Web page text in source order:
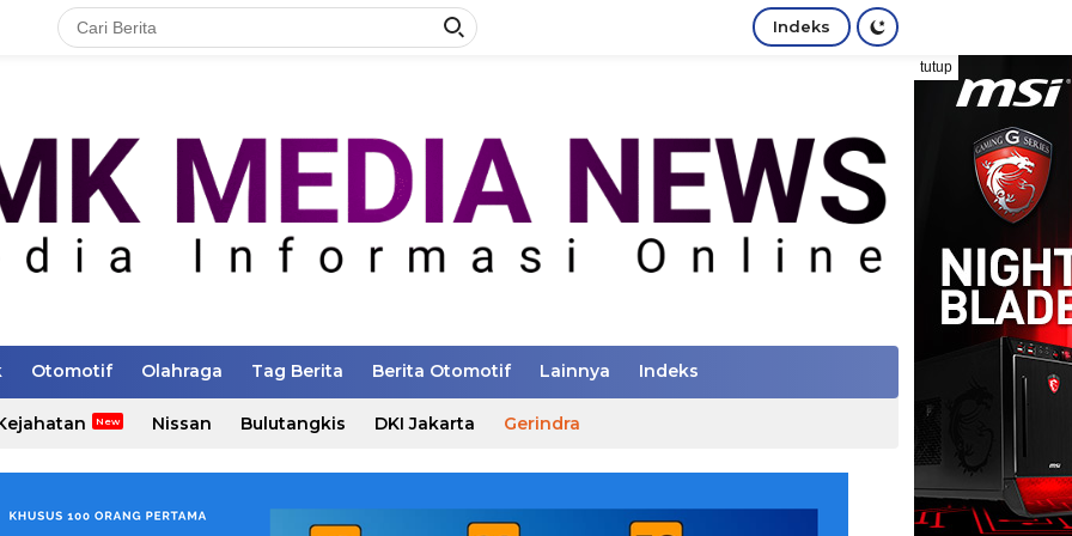
Indeks
tutup
Otomotif Olahraga Tag Berita Berita Otomotif Lainnya Indeks
Nissan Bulutangkis DKI Jakarta Gerindra